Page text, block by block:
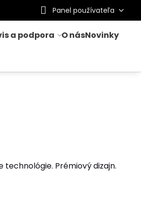
Panel používateľa
a podpora O násNovinky
Prémiový dizajn.